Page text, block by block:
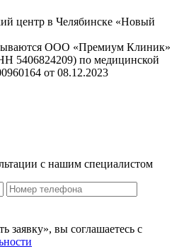
центр в Челябинске «Новый
ООО «Премиум Клиник»
5406824209) по медицинской
от 08.12.2023
с нашим специалистом
заявку», вы соглашаетесь с